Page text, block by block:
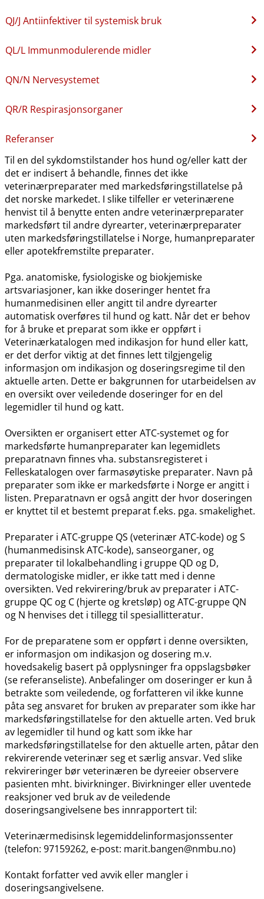
QJ​/​J Antiinfektiver til systemisk bruk
QL​/​L Immunmodulerende midler
QN​/​N Nervesystemet
QR​/​R Respirasjonsorganer
Referanser
Til en del sykdomstilstander hos hund og​/​eller katt der
det er indisert å behandle, finnes det ikke
veterinærpreparater med markedsføringstillatelse på
det norske markedet. I slike tilfeller er veterinærene
henvist til å benytte enten andre veterinærpreparater
markedsført til andre dyrearter, veterinærpreparater
uten markedsføringstillatelse i Norge, humanpreparater
eller apotekfremstilte preparater.
Pga. anatomiske, fysiologiske og biokjemiske
artsvariasjoner, kan ikke doseringer hentet fra
humanmedisinen eller angitt til andre dyrearter
automatisk overføres til hund og katt. Når det er behov
for å bruke et preparat som ikke er oppført i
Veterinærkatalogen med indikasjon for hund eller katt,
er det derfor viktig at det finnes lett tilgjengelig
informasjon om indikasjon og doseringsregime til den
aktuelle arten. Dette er bakgrunnen for utarbeidelsen av
en oversikt over veiledende doseringer for en del
legemidler til hund og katt.
Oversikten er organisert etter ATC-systemet og for
markedsførte humanpreparater kan legemidlets
preparatnavn finnes vha. substansregisteret i
Felleskatalogen over farmasøytiske preparater. Navn på
preparater som ikke er markedsførte i Norge er angitt i
listen. Preparatnavn er også angitt der hvor doseringen
er knyttet til et bestemt preparat f.eks. pga. smakelighet.
Preparater i ATC-gruppe QS (veterinær ATC-kode) og S
(humanmedisinsk ATC-kode), sanseorganer, og
preparater til lokalbehandling i gruppe QD og D,
dermatologiske midler, er ikke tatt med i denne
oversikten. Ved rekvirering​/​bruk av preparater i ATC-
gruppe QC og C (hjerte og kretsløp) og ATC-gruppe QN
og N henvises det i tillegg til spesiallitteratur.
For de preparatene som er oppført i denne oversikten,
er informasjon om indikasjon og dosering m.v.
hovedsakelig basert på opplysninger fra oppslagsbøker
(se referanseliste). Anbefalinger om doseringer er kun å
betrakte som veiledende, og forfatteren vil ikke kunne
påta seg ansvaret for bruken av preparater som ikke har
markedsføringstillatelse for den aktuelle arten. Ved bruk
av legemidler til hund og katt som ikke har
markedsføringstillatelse for den aktuelle arten, påtar den
rekvirerende veterinær seg et særlig ansvar. Ved slike
rekvireringer bør veterinæren be dyreeier observere
pasienten mht. bivirkninger. Bivirkninger eller uventede
reaksjoner ved bruk av de veiledende
doseringsangivelsene bes innrapportert til:
Veterinærmedisinsk legemiddelinformasjonssenter
(telefon: 97159262, e-post: marit.bangen@nmbu.no)
Kontakt forfatter ved avvik eller mangler i
doseringsangivelsene.